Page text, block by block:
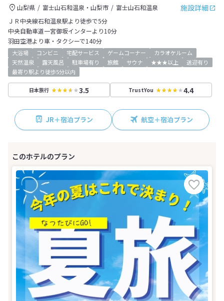
施設詳細
山梨県 富士山石和温泉・山梨市
富士山石和温泉
ＪＲ中央線石和温泉駅より徒歩で5分
中央自動車道一宮御坂インターより10分
羽田空港より車・タクシーで140分
大浴場 コンビニ 宅配サービス ゲームコーナー
カラオケルーム
天然温泉
露天風呂 駐車場有り 旅館 サウナ ★★★以上
送迎有り
最寄り駅より徒歩5分以内
日本旅行 3.5 TrustYou 4.4
JR＋宿泊プラン 航空＋宿泊プラン